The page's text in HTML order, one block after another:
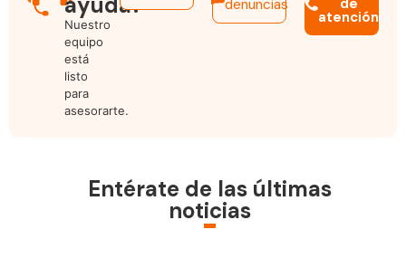
Nuestro
equipo
está
listo
para
asesorarte.
denuncias de
atención
Entérate de las últimas
noticias